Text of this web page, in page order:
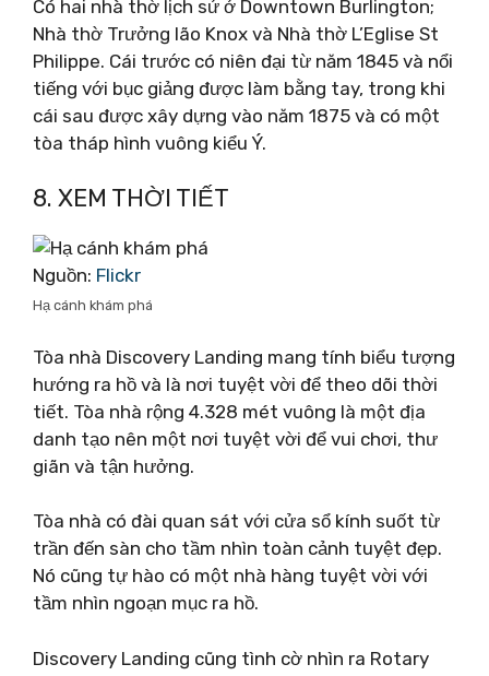
Có hai nhà thờ lịch sử ở Downtown Burlington;
Nhà thờ Trưởng lão Knox và Nhà thờ L’Eglise St
Philippe. Cái trước có niên đại từ năm 1845 và nổi
tiếng với bục giảng được làm bằng tay, trong khi
cái sau được xây dựng vào năm 1875 và có một
tòa tháp hình vuông kiểu Ý.
8. XEM THỜI TIẾT
Nguồn: Flickr
Hạ cánh khám phá
Tòa nhà Discovery Landing mang tính biểu tượng
hướng ra hồ và là nơi tuyệt vời để theo dõi thời
tiết. Tòa nhà rộng 4.328 mét vuông là một địa
danh tạo nên một nơi tuyệt vời để vui chơi, thư
giãn và tận hưởng.
Tòa nhà có đài quan sát với cửa sổ kính suốt từ
trần đến sàn cho tầm nhìn toàn cảnh tuyệt đẹp.
Nó cũng tự hào có một nhà hàng tuyệt vời với
tầm nhìn ngoạn mục ra hồ.
Discovery Landing cũng tình cờ nhìn ra Rotary